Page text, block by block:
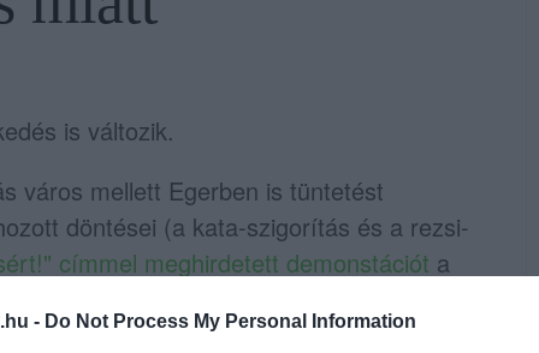
- Do Not Process My Personal Information
is változik.
város mellett Egerben is tüntetést
döntései (a kata-szigorítás és a rezsi-
címmel meghirdetett demonstációt a
fogják indítani szerda este 18
szimbolikus épület előtt is megállnak,